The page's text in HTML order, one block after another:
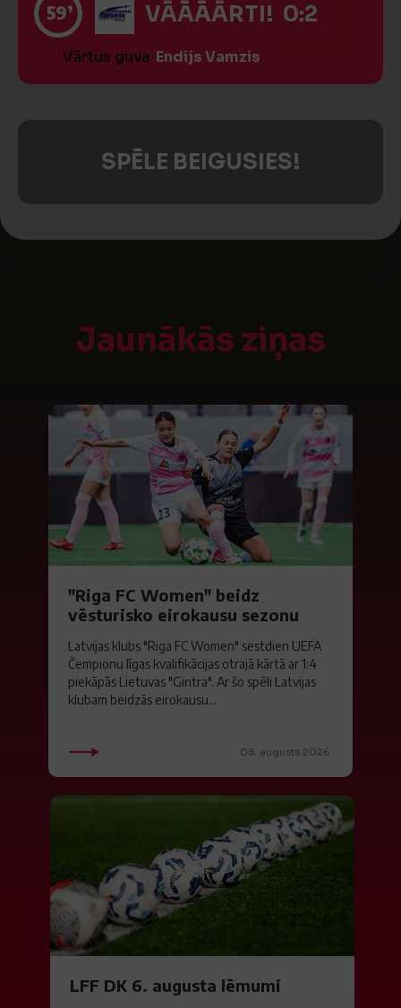
59’ VĀĀĀĀRTI! 0:2
Vārtus guva Endijs Vamzis
SPĒLE BEIGUSIES!
Jaunākās ziņas
"Riga FC Women" beidz
vēsturisko eirokausu sezonu
Latvijas klubs "Riga FC Women" sestdien UEFA
Čempionu līgas kvalifikācijas otrajā kārtā ar 1:4
piekāpās Lietuvas "Gintra". Ar šo spēli Latvijas
klubam beidzās eirokausu...
08. augusts 2026.
LFF DK 6. augusta lēmumi